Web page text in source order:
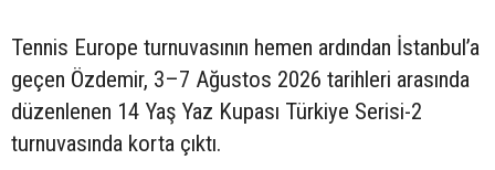
Tennis Europe turnuvasının hemen ardından İstanbul’a
geçen Özdemir, 3–7 Ağustos 2026 tarihleri arasında
düzenlenen 14 Yaş Yaz Kupası Türkiye Serisi-2
turnuvasında korta çıktı.